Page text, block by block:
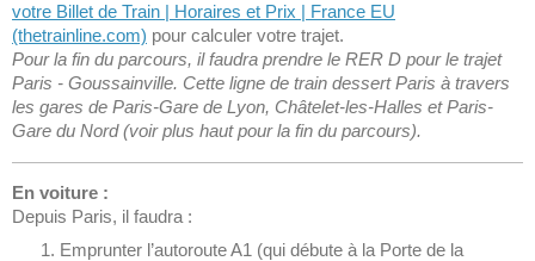
votre Billet de Train | Horaires et Prix | France EU
(thetrainline.com) pour calculer votre trajet.
Pour la fin du parcours, il faudra prendre le RER D pour le trajet
Paris - Goussainville. Cette ligne de train dessert Paris à travers
les gares de Paris-Gare de Lyon, Châtelet-les-Halles et Paris-
Gare du Nord (voir plus haut pour la fin du parcours).
En voiture :
Depuis Paris, il faudra :
Emprunter l’autoroute A1 (qui débute à la Porte de la